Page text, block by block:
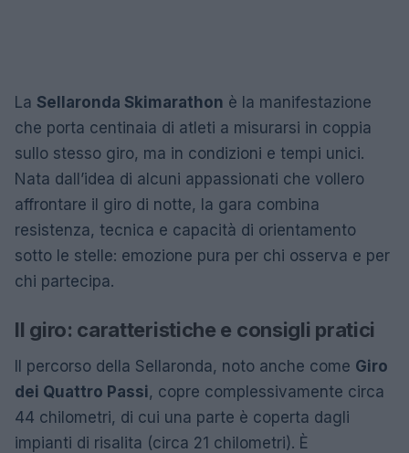
La Sellaronda Skimarathon è la manifestazione
che porta centinaia di atleti a misurarsi in coppia
sullo stesso giro, ma in condizioni e tempi unici.
Nata dall’idea di alcuni appassionati che vollero
affrontare il giro di notte, la gara combina
resistenza, tecnica e capacità di orientamento
sotto le stelle: emozione pura per chi osserva e per
chi partecipa.
Il giro: caratteristiche e consigli pratici
Il percorso della Sellaronda, noto anche come Giro
dei Quattro Passi, copre complessivamente circa
44 chilometri, di cui una parte è coperta dagli
impianti di risalita (circa 21 chilometri). È